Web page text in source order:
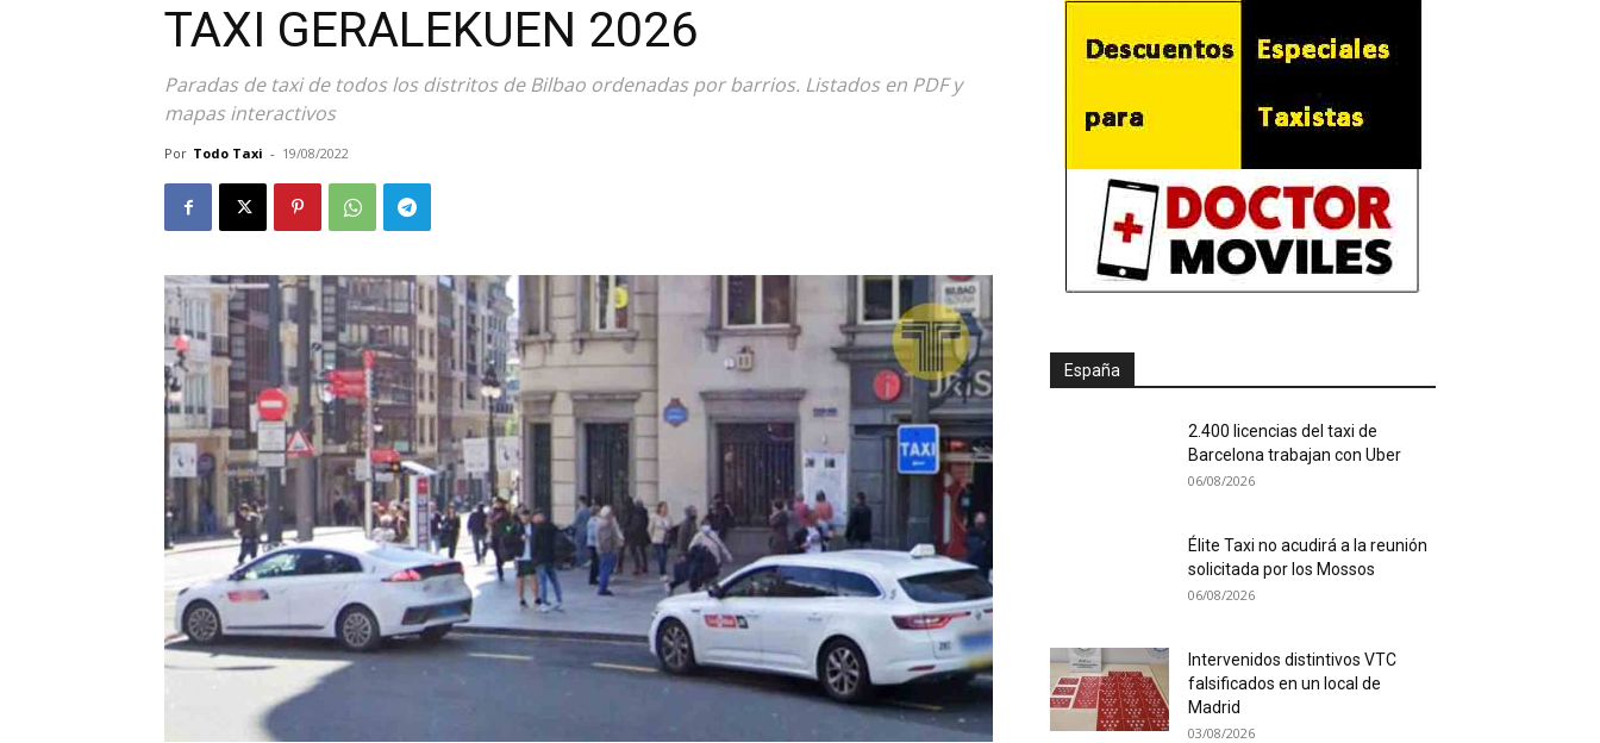
TAXI GERALEKUEN 2026
Paradas de taxi de todos los distritos de Bilbao ordenadas por barrios. Listados en PDF y
mapas interactivos
Por Todo Taxi - 19/08/2022
España
2.400 licencias del taxi de
Barcelona trabajan con Uber
06/08/2026
Élite Taxi no acudirá a la reunión
solicitada por los Mossos
06/08/2026
Intervenidos distintivos VTC
falsificados en un local de
Madrid
03/08/2026